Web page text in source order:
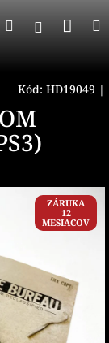
Hľadať
Kód: HD19049 |
ZÁRUKA
12
MESIACOV